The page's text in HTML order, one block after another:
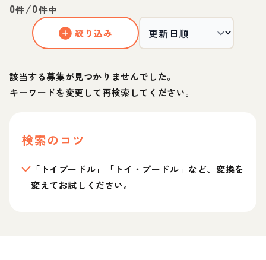
0件/0件中
絞り込み
該当する募集が見つかりませんでした。
キーワードを変更して再検索してください。
検索のコツ
「トイプードル」「トイ・プードル」など、変換を
変えてお試しください。